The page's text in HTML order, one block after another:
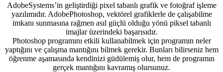
AdobeSystems’in geliştirdiği pixel tabanlı grafik ve fotoğraf işleme
yazılımıdır. AdobePhotoshop, vektörel grafiklerle de çalışabilme
imkanı sunmasına rağmen asıl güçlü olduğu yönü piksel tabanlı
imajlar üzerindeki başarısıdır.
Photoshop programını etkili kullanabilmek için programın neler
yaptığını ve çalışma mantığını bilmek gerekir. Bunları bilirseniz hem
öğrenme aşamasında kendinizi güdülemiş olur, hem de programın
gerçek mantığını kavramış olursunuz.